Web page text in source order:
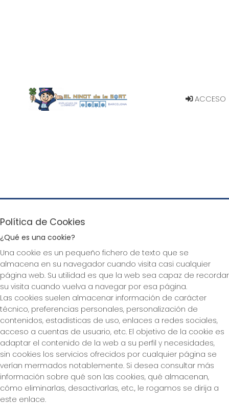
ACCESO
Política de Cookies
¿Qué es una cookie?
Una cookie es un pequeño fichero de texto que se
almacena en su navegador cuando visita casi cualquier
página web. Su utilidad es que la web sea capaz de recordar
su visita cuando vuelva a navegar por esa página.
Las cookies suelen almacenar información de carácter
técnico, preferencias personales, personalización de
contenidos, estadísticas de uso, enlaces a redes sociales,
acceso a cuentas de usuario, etc. El objetivo de la cookie es
adaptar el contenido de la web a su perfil y necesidades,
sin cookies los servicios ofrecidos por cualquier página se
verían mermados notablemente. Si desea consultar más
información sobre qué son las cookies, qué almacenan,
cómo eliminarlas, desactivarlas, etc., le rogamos se dirija a
este enlace.